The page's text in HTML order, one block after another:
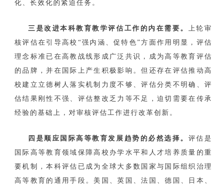
化、长效化的紧迫任务。
三是改进本科教育教学评估工作的内在需要。
上轮审
核评估在引导高校“强内涵、促特色”方面作用明显，评估
理念标准已在高教战线形成广泛共识，成为高等教育评估
的品牌，并在国际上产生积极影响。但还存在评估推动高
校建立立德树人落实机制力度不够、评估分类不明确、评
估结果刚性不强、评估整改乏力等不足，迫切需要在传承
经验的基础上，对审核评估工作进行改革创新。
四是顺应国际高等教育发展趋势的必然选择。 评估是
国际高等教育领域保障高校办学水平和人才培养质量的重
要机制，本科评估已成为全球大多数国家与国际组织治理
高等教育的通用手段。美国、英国、法国、德国、日本、